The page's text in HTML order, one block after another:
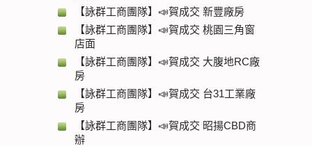
【詠群工商團隊】📣賀成交 新豐廠房
【詠群工商團隊】📣賀成交 桃園三角窗
店面
【詠群工商團隊】📣賀成交 大腹地RC廠
房
【詠群工商團隊】📣賀成交 台31工業廠
房
【詠群工商團隊】📣賀成交 昭揚CBD商
辦